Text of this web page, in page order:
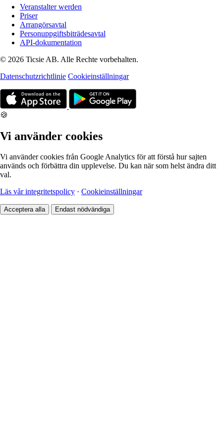
Veranstalter werden
Priser
Arrangörsavtal
Personuppgiftsbiträdesavtal
API-dokumentation
© 2026 Ticsie AB. Alle Rechte vorbehalten.
Datenschutzrichtlinie Cookieinställningar
🍪
Vi använder cookies
Vi använder cookies från Google Analytics för att förstå hur sajten
används och förbättra din upplevelse. Du kan när som helst ändra ditt
val.
Läs vår integritetspolicy · Cookieinställningar
Acceptera alla Endast nödvändiga